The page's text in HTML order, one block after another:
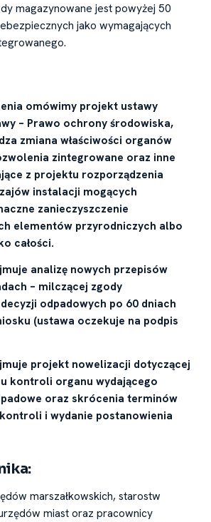
magazynowane jest powyżej 50
jako wymagających
omówimy projekt ustawy
– Prawo ochrony środowiska,
zmiana właściwości organów
zintegrowane oraz inne
z projektu rozporządzenia
instalacji mogących
zanieczyszczenie
elementów przyrodniczych albo
całości.
analizę nowych przepisów
– milczącej zgody
decyzji odpadowych po 60 dniach
(ustawa oczekuje na podpis
projekt nowelizacji dotyczącej
kontroli organu wydającego
oraz skrócenia terminów
i wydanie postanowienia
marszałkowskich, starostw
miast oraz pracownicy